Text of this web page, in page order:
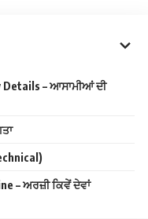
Details – ਆਸਾਮੀਆਂ ਦੀ
– ਅਰਜ਼ੀ ਕਿਵੇਂ ਦੇਵਾਂ